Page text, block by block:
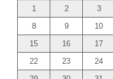
1
2 3
8
9 10
15
16 17
22
23 24